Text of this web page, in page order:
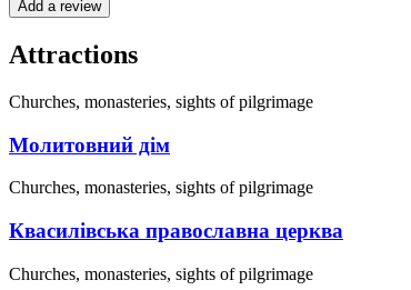
Add a review
Attractions
Churches, monasteries, sights of pilgrimage
Молитовний дім
Churches, monasteries, sights of pilgrimage
Квасилівська православна церква
Churches, monasteries, sights of pilgrimage